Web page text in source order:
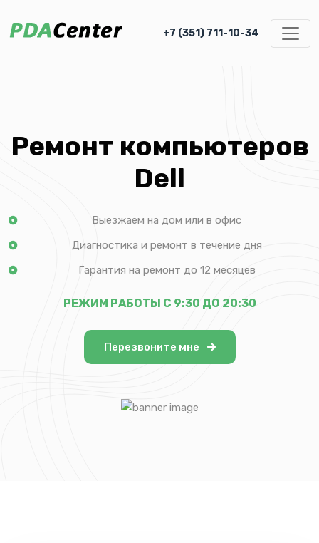
+7 (351) 711-10-34
Ремонт компьютеров
Dell
Выезжаем на дом или в офис
Диагностика и ремонт в течение дня
Гарантия на ремонт до 12 месяцев
РЕЖИМ РАБОТЫ С 9:30 ДО 20:30
Перезвоните мне